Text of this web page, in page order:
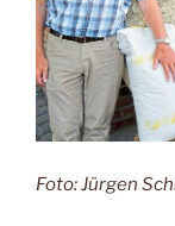
Foto: Jürgen